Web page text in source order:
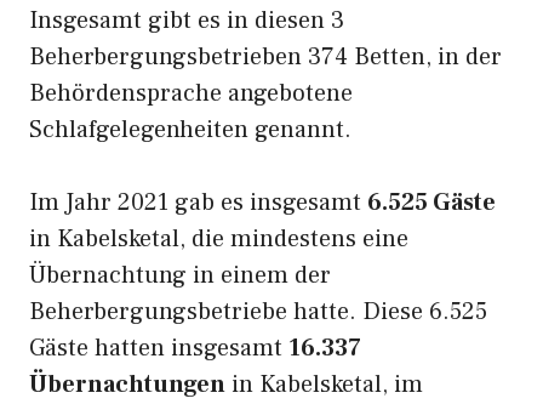
Insgesamt gibt es in diesen 3
Beherbergungsbetrieben 374 Betten, in der
Behördensprache angebotene
Schlafgelegenheiten genannt.
Im Jahr 2021 gab es insgesamt 6.525 Gäste
in Kabelsketal, die mindestens eine
Übernachtung in einem der
Beherbergungsbetriebe hatte. Diese 6.525
Gäste hatten insgesamt 16.337
Übernachtungen in Kabelsketal, im